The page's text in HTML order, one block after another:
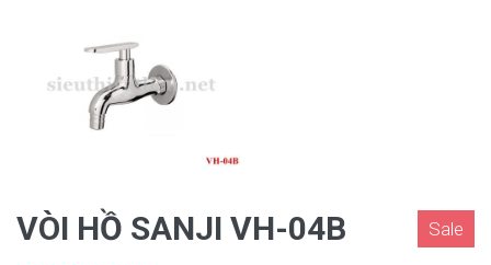
VÒI HỒ SANJI VH-04B Sale